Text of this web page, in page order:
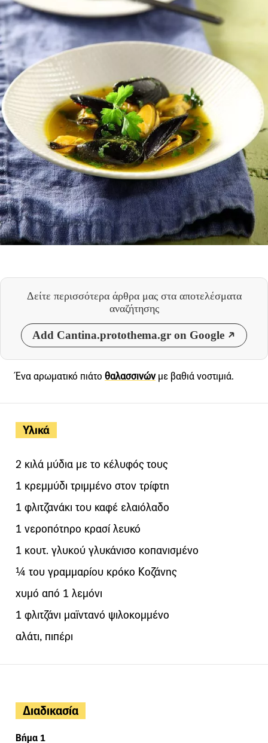
Δείτε περισσότερα άρθρα μας στα αποτελέσματα
αναζήτησης
Add Cantina.protothema.gr on Google
Υλικά
2 κιλά μύδια με το κέλυφός τους
1 κρεμμύδι τριμμένο στον τρίφτη
1 φλιτζανάκι του καφέ ελαιόλαδο
1 νεροπότηρο κρασί λευκό
1 κουτ. γλυκού γλυκάνισο κοπανισμένο
¼ του γραμμαρίου κρόκο Κοζάνης
χυμό από 1 λεμόνι
1 φλιτζάνι μαϊντανό ψιλοκομμένο
αλάτι, πιπέρι
Ένα αρωματικό πιάτο θαλασσινώνμε βαθιά νοστιμιά.
Διαδικασία
Βήμα 1